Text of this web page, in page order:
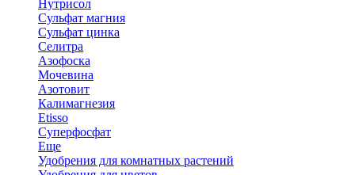
Нутрисол
Сульфат магния
Сульфат цинка
Селитра
Азофоска
Мочевина
Азотовит
Калимагнезия
Etisso
Суперфосфат
Еще
Удобрения для комнатных растений